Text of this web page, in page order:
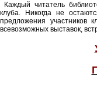
Каждый читатель
клуба. Никогда не
предложения участников
всевозможных выставок,